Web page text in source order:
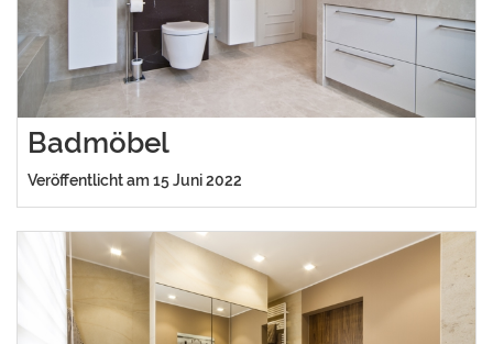
Badmöbel
Veröffentlicht am 15 Juni 2022